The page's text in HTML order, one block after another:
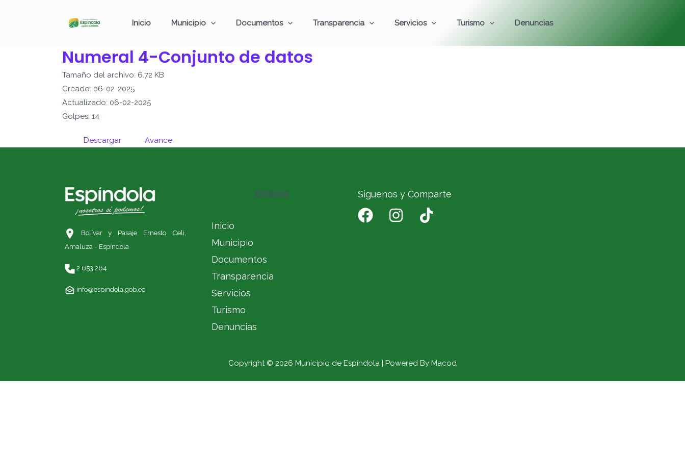
Inicio Municipio Documentos Transparencia Servicios Turismo Denuncias
Numeral 4-Conjunto de datos
Tamaño del archivo: 6.72 KB
Creado: 06-02-2025
Actualizado: 06-02-2025
Golpes: 14
Descargar Avance
Bolívar y Pasaje Ernesto Celi,
Amaluza - Espíndola
2 653 264
info@espindola.gob.ec
Enlaces
Inicio
Municipio
Documentos
Transparencia
Servicios
Turismo
Denuncias
Siguenos y Comparte
Copyright © 2026 Municipio de Espíndola | Powered By Macod